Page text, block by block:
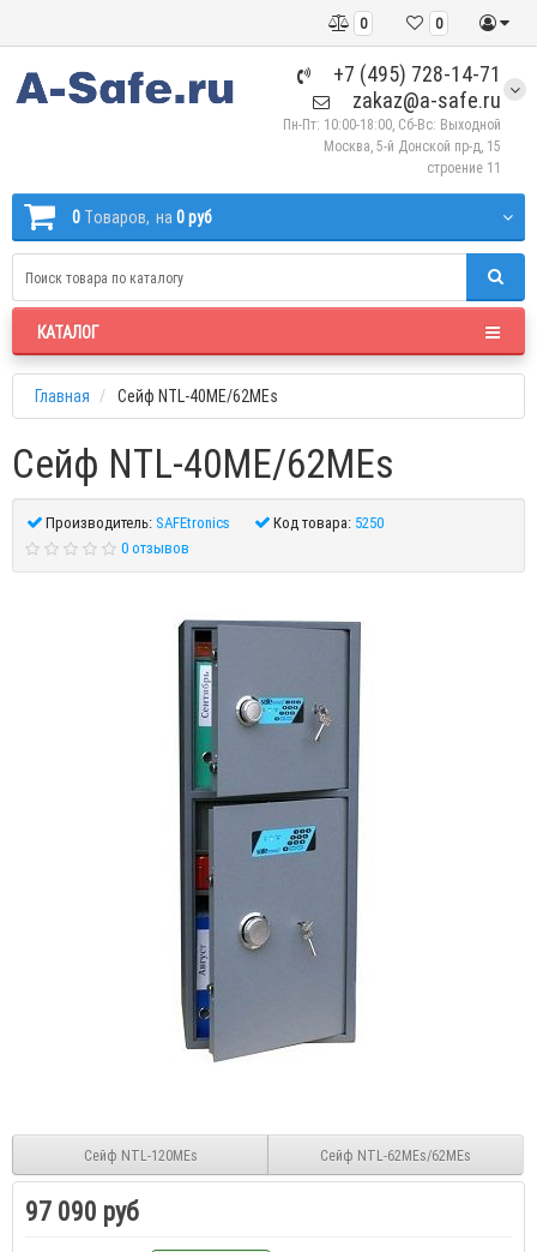
0
0
+7 (495) 728-14-71
zakaz@a-safe.ru
Пн-Пт: 10:00-18:00, Сб-Вс: Выходной
Москва, 5-й Донской пр-д, 15
строение 11
0 Tоваров, на 0 руб
КАТАЛОГ
Главная Сейф NTL-40ME/62MEs
Сейф NTL-40ME/62MEs
Производитель:SAFEtronics Код товара: 5250
0 отзывов
Сейф NTL-120MEs Сейф NTL-62MEs/62MEs
97 090 руб